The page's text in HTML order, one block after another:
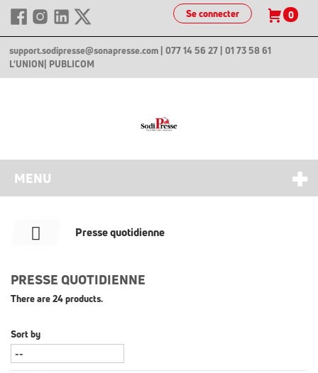
Se connecter 0
support.sodipresse@sonapresse.com | 077 14 56 27 | 01 73 58 61
L'UNION | PUBLICOM
MENU
Presse quotidienne
PRESSE QUOTIDIENNE
There are 24 products.
Sort by